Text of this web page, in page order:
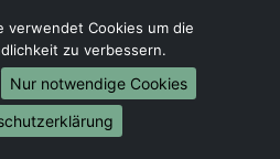
nach Bremen
nach Dresden
nach Hannover
nach Nürnberg
nach Duisburg
verwendet Cookies um die
zu verbessern.
Nur notwendige Cookies